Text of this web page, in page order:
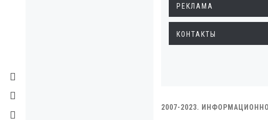
РЕКЛАМА
КОНТАКТЫ
2007-2023.